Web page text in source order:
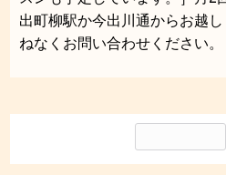
出町柳駅か今出川通からお越
ねなくお問い合わせください。